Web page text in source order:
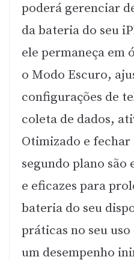
poderá gerenciar
da bateria do seu
ele permaneça em
o Modo Escuro,
configurações de
coleta de dados,
Otimizado e
segundo plano são
e eficazes para
bateria do seu
práticas no seu
um desempenho